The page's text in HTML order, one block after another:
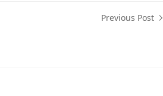
Previous Post